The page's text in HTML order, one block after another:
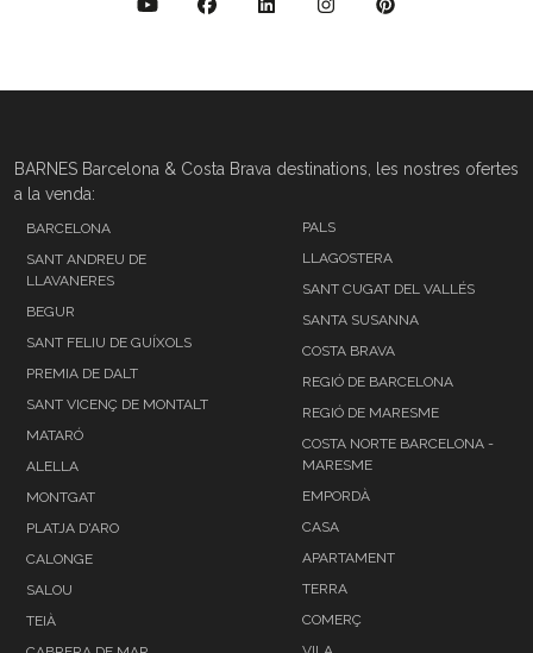
BARNES Barcelona & Costa Brava destinations, les nostres ofertes
a la venda:
BARCELONA
SANT ANDREU DE
LLAVANERES
BEGUR
SANT FELIU DE GUÍXOLS
PREMIA DE DALT
SANT VICENÇ DE MONTALT
MATARÓ
ALELLA
MONTGAT
PLATJA D'ARO
CALONGE
SALOU
TEIÀ
PALS
LLAGOSTERA
SANT CUGAT DEL VALLÉS
SANTA SUSANNA
COSTA BRAVA
REGIÓ DE BARCELONA
REGIÓ DE MARESME
COSTA NORTE BARCELONA -
MARESME
EMPORDÀ
CASA
APARTAMENT
TERRA
COMERÇ